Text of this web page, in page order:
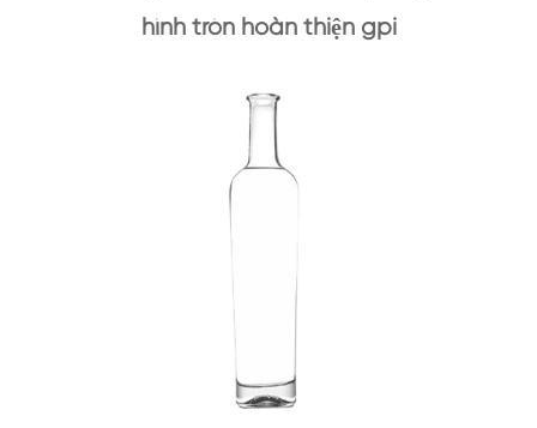
hình tròn hoàn thiện gpi